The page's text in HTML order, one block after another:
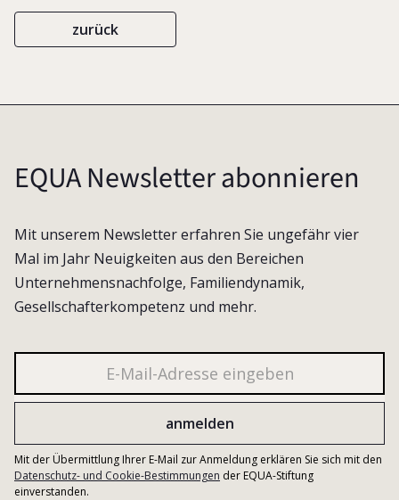
zurück
EQUA Newsletter abonnieren
Mit unserem Newsletter erfahren Sie ungefähr vier
Mal im Jahr Neuigkeiten aus den Bereichen
Unternehmensnachfolge, Familiendynamik,
Gesellschafterkompetenz und mehr.
Mit der Übermittlung Ihrer E-Mail zur Anmeldung erklären Sie sich mit den
Datenschutz- und Cookie-Bestimmungen der EQUA-Stiftung
einverstanden.